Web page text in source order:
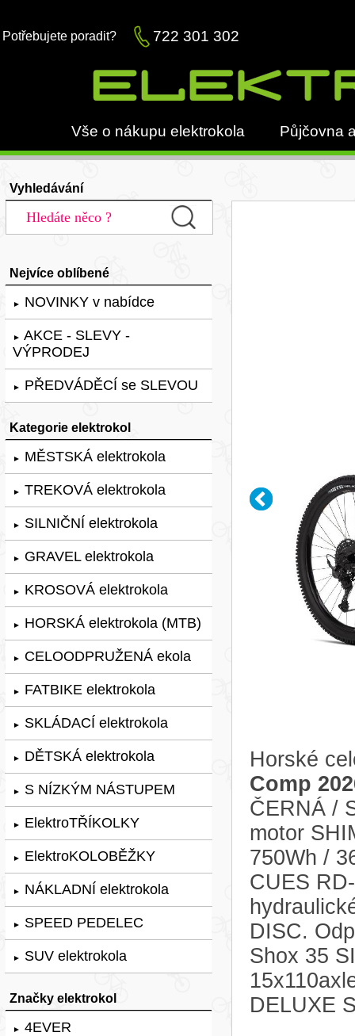
Potřebujete poradit? 722 301 302
Vše o nákupu elektrokola Půjčovna
Vyhledávání
Nejvíce oblíbené
► NOVINKY v nabídce
► AKCE - SLEVY -
VÝPRODEJ
► PŘEDVÁDĚCÍ se SLEVOU
Kategorie elektrokol
► MĚSTSKÁ elektrokola
► TREKOVÁ elektrokola
► SILNIČNÍ elektrokola
► GRAVEL elektrokola
► KROSOVÁ elektrokola
► HORSKÁ elektrokola (MTB)
► CELOODPRUŽENÁ ekola
► FATBIKE elektrokola
► SKLÁDACÍ elektrokola
► DĚTSKÁ elektrokola
► S NÍZKÝM NÁSTUPEM
► ElektroTŘÍKOLKY
► ElektroKOLOBĚŽKY
► NÁKLADNÍ elektrokola
► SPEED PEDELEC
► SUV elektrokola
Značky elektrokol
► 4EVER
Horské
Comp
ČERNÁ /
motor
750Wh /
CUES
DISC.
Shox 35
DELUXE